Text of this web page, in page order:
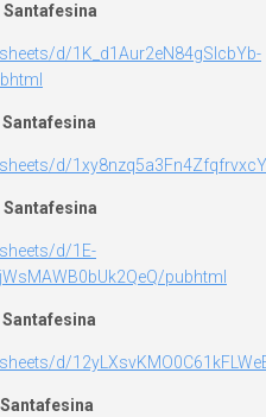
Santafesina
d/1K_d1Aur2eN84gSlcbYb-
Santafesina
d/
Santafesina
d/1E-
pubhtml
Santafesina
d/